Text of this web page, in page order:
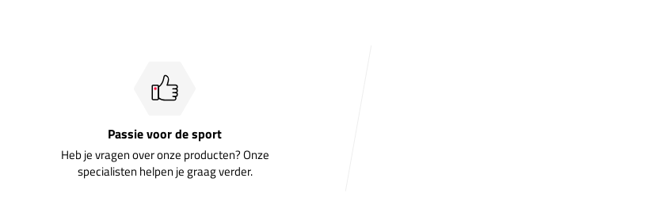
Passie voor de sport
Heb je vragen over onze producten? Onze
specialisten helpen je graag verder.